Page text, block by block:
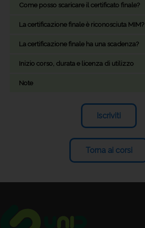
Come posso scaricare il certificato finale?
La certificazione finale è riconosciuta MIM?
La certificazione finale ha una scadenza?
Inizio corso, durata e licenza di utilizzo
Note
Iscriviti
Torna ai corsi